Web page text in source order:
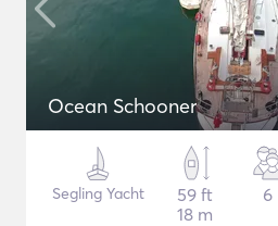
Ocean Schooner
Segling Yacht
59 ft
18 m
6